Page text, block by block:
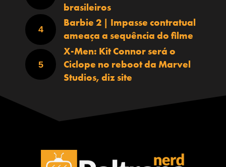
brasileiros
Barbie 2 | Impasse contratual
ameaça a sequência do filme
X-Men: Kit Connor será o
Ciclope no reboot da Marvel
Studios, diz site